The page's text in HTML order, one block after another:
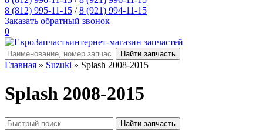
8 (812) 995-11-15 /8 (921) 994-11-15
Заказать обратный звонок
0
интернет-магазин запчастей
Главная » Suzuki » Splash 2008-2015
Splash 2008-2015